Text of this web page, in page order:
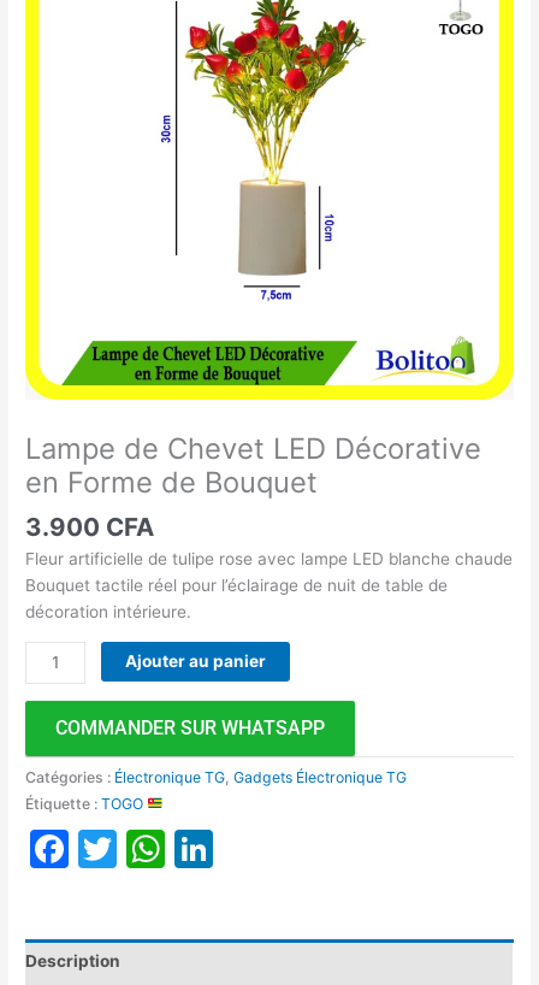
Lampe de Chevet LED Décorative
en Forme de Bouquet
3.900 CFA
Fleur artificielle de tulipe rose avec lampe LED blanche chaude
Bouquet tactile réel pour l’éclairage de nuit de table de
décoration intérieure.
Ajouter au panier
COMMANDER SUR WHATSAPP
Catégories : Électronique TG ,Gadgets Électronique TG
Étiquette :TOGO
Facebook
TwitterWhatsApp
Description